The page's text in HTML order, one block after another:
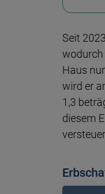
Seit
wo­durch
Haus
wird er
1,3
diesem